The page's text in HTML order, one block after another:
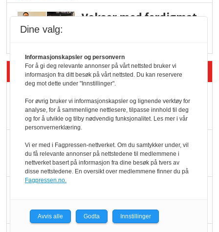
Vokser med ferdigmat
Siste artikler - Butikk i praksis
Rema-flaggskip
dundrer videre
Slik opprettholdes
ølsalget
Dine valg:
Informasjonskapsler og personvern
For å gi deg relevante annonser på vårt nettsted bruker vi
informasjon fra ditt besøk på vårt nettsted. Du kan reservere
deg mot dette under "Innstillinger".
For øvrig bruker vi informasjonskapsler og lignende verktøy for
analyse, for å sammenligne nettlesere, tilpasse innhold til deg
og for å utvikle og tilby nødvendig funksjonalitet. Les mer i vår
personvernerklæring.
Vi er med i Fagpressen-nettverket. Om du samtykker under, vil
du få relevante annonser på nettstedene til medlemmene i
nettverket basert på informasjon fra dine besøk på tvers av
disse nettstedene. En oversikt over medlemmene finner du på
Fagpressen.no.
Avvis alle Godta Innstillinger